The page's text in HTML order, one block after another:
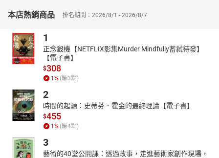
本店熱銷商品 排名期間：2026/8/1 - 2026/8/7
1
正念殺機【NETFLIX影集Murder Mindfully蓄弒待發】
【電子書】
$308
1 % (賺3點)
2
時間的起源：史蒂芬．霍金的最終理論【電子書】
$455
1 % (賺4點)
3
藝術的40堂公開課：透過故事，走進藝術家創作現場，